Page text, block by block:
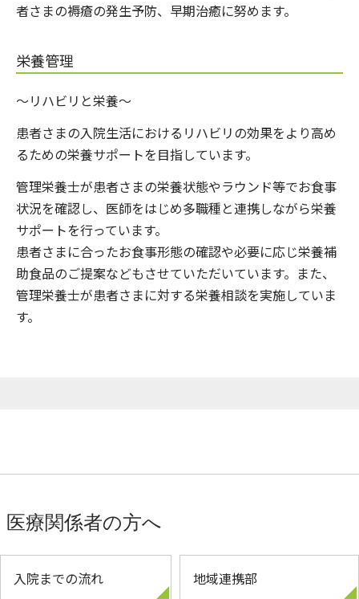
栄養管理
～リハビリと栄養～
患者さまの入院生活におけるリハビリの効果をより高め
るための栄養サポートを目指しています。
管理栄養士が患者さまの栄養状態やラウンド等でお食事
状況を確認し、医師をはじめ多職種と連携しながら栄養
サポートを行っています。
患者さまに合ったお食事形態の確認や必要に応じ栄養補
助食品のご提案などもさせていただいています。また、
管理栄養士が患者さまに対する栄養相談を実施していま
す。
者さまの褥瘡の発生予防、早期治癒に努めます。
医療関係者の方へ
入院までの流れ 地域連携部